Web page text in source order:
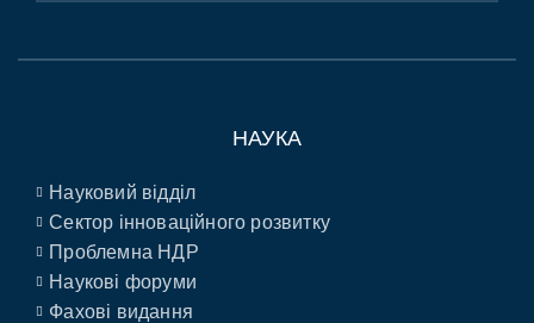
НАУКА
Науковий відділ
Сектор інноваційного розвитку
Проблемна НДР
Наукові форуми
Фахові видання